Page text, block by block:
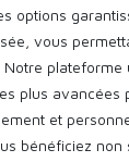
options
vous
plateforme
plus avancées
et
bénéficiez non